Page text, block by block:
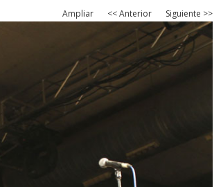
Ampliar << Anterior Siguiente >>